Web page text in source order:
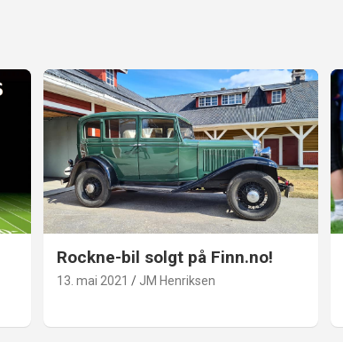
Rockne-bil solgt på Finn.no!
13. mai 2021 JM Henriksen